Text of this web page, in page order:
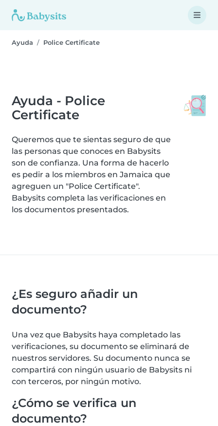
Ayuda Police Certificate
Ayuda - Police
Certificate
Queremos que te sientas seguro de que
las personas que conoces en Babysits
son de confianza. Una forma de hacerlo
es pedir a los miembros en Jamaica que
agreguen un "Police Certificate".
Babysits completa las verificaciones en
los documentos presentados.
¿Es seguro añadir un
documento?
Una vez que Babysits haya completado las
verificaciones, su documento se eliminará de
nuestros servidores. Su documento nunca se
compartirá con ningún usuario de Babysits ni
con terceros, por ningún motivo.
¿Cómo se verifica un
documento?